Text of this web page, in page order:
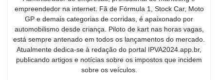
empreendedor na internet. Fã de Fórmula 1, Stock Car, Moto
GP e demais categorias de corridas, é apaixonado por
automobilismo desde criança. Piloto de kart nas horas vagas,
está sempre antenado em todos os lançamentos do mercado.
Atualmente dedica-se à redação do portal IPVA2024.app.br,
publicando artigos e notícias sobre os impostos que incidem
sobre os veículos.